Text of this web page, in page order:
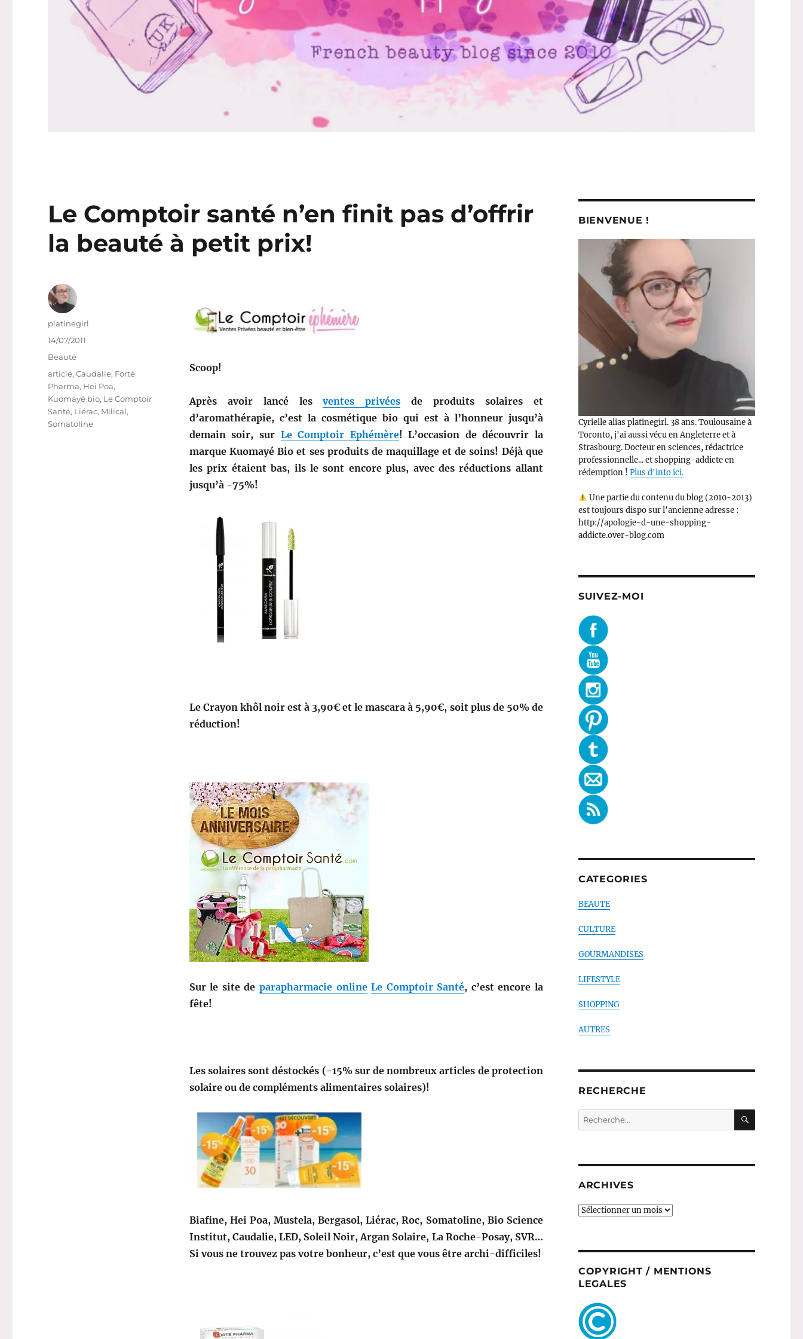
Le Comptoir santé n’en finit pas d’offrir
la beauté à petit prix!
Scoop!
Après avoir lancé lesventes privées de produits solaires et
d’aromathérapie, c’est la cosmétique bio qui est à l’honneur jusqu’à
demain soir, sur Le Comptoir Ephémère! L’occasion de découvrir la
marque Kuomayé Bio et ses produits de maquillage et de soins! Déjà que
les prix étaient bas, ils le sont encore plus, avec des réductions allant
jusqu’à -75%!
Le Crayon khôl noir est à 3,90€ et le mascara à 5,90€, soit plus de 50% de
réduction!
Sur le site deparapharmacie online Le Comptoir Santé, c’est encore la
fête!
Les solaires sont déstockés (-15% sur de nombreux articles de protection
solaire ou de compléments alimentaires solaires)!
Biafine, Hei Poa, Mustela, Bergasol, Liérac, Roc, Somatoline, Bio Science
Institut, Caudalie, LED, Soleil Noir, Argan Solaire, La Roche-Posay, SVR…
Si vous ne trouvez pas votre bonheur, c’est que vous être archi-difficiles!
Auteur
platinegirl
Publié
14/07/2011
Catégories
Beauté
Étiquettes
article,Caudalie, Forté
Pharma, Hei Poa,
Kuomayé bio, Le Comptoir
Santé, Liérac, Milical,
Somatoline
BIENVENUE !
Cyrielle alias platinegirl. 38 ans. Toulousaine à
Toronto, j'ai aussi vécu en Angleterre et à
Strasbourg. Docteur en sciences, rédactrice
professionnelle... et shopping-addicte en
rédemption ! Plus d'info ici.
Une partie du contenu du blog (2010-2013)
est toujours dispo sur l'ancienne adresse :
http://apologie-d-une-shopping-
addicte.over-blog.com
SUIVEZ-MOI
CATEGORIES
BEAUTE
CULTURE
GOURMANDISES
LIFESTYLE
SHOPPING
AUTRES
RECHERCHE
Recherche
pour :
ARCHIVES
ARCHIVES
COPYRIGHT / MENTIONS
LEGALES